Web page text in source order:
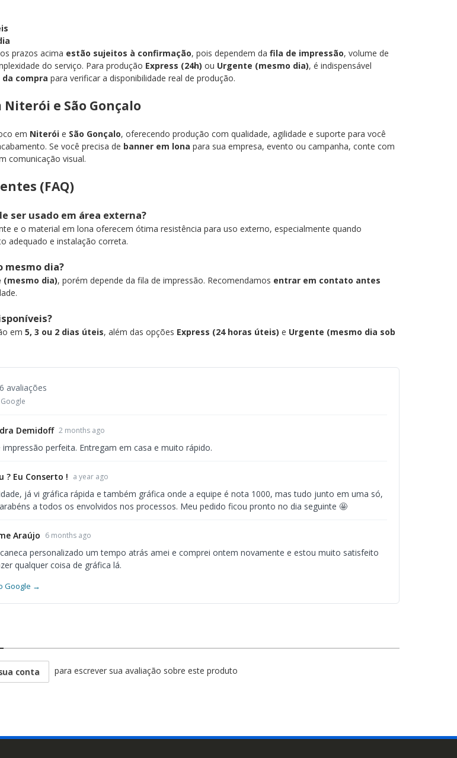
os prazos acima estão sujeitos à confirmação, pois dependem da fila de impressão, volume de
do serviço. Para produção Express (24h) ou Urgente (mesmo dia), é indispensável
compra para verificar a disponibilidade real de produção.
e São Gonçalo
em Niterói e São Gonçalo, oferecendo produção com qualidade, agilidade e suporte para você
Se você precisa de banner em lona para sua empresa, evento ou campanha, conte com
comunicação visual.
(FAQ)
ser usado em área externa?
e o material em lona oferecem ótima resistência para uso externo, especialmente quando
adequado e instalação correta.
mesmo dia?
(mesmo dia), porém depende da fila de impressão. Recomendamos entrar em contato antes
em 5, 3 ou 2 dias úteis, além das opções Express (24 horas úteis) e Urgente (mesmo dia sob
avaliações
Demidoff 2 months ago
perfeita. Entregam em casa e muito rápido.
? Eu Conserto ! a year ago
já vi gráfica rápida e também gráfica onde a equipe é nota 1000, mas tudo junto em uma só,
a todos os envolvidos nos processos. Meu pedido ficou pronto no dia seguinte 🤩
Araújo 6 months ago
personalizado um tempo atrás amei e comprei ontem novamente e estou muito satisfeito
qualquer coisa de gráfica lá.
Google →
conta para escrever sua avaliação sobre este produto